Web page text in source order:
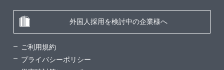
外国人採用を検討中の企業様へ
ご利用規約
プライバシーポリシー